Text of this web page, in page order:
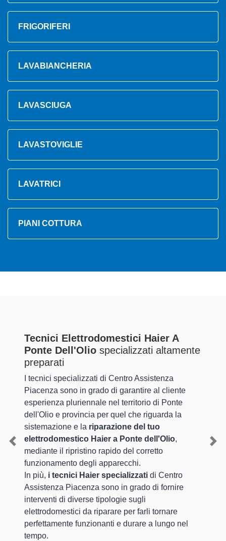
FRIGORIFERI
LAVABIANCHERIA
LAVASCIUGA
LAVASTOVIGLIE
LAVATRICI
PIANI COTTURA
Tecnici Elettrodomestici Haier A
Ponte Dell'Olio specializzati altamente
preparati
I tecnici specializzati di Centro Assistenza
Piacenza sono in grado di garantire al cliente
esperienza pluriennale nel territorio di Ponte
dell'Olio e provincia per quel che riguarda la
sistemazione e la riparazione del tuo
elettrodomestico Haier a Ponte dell'Olio,
mediante il ripristino rapido del corretto
funzionamento degli apparecchi.
In più, i tecnici Haier specializzati di Centro
Assistenza Piacenza sono in grado di fornire
interventi di diverse tipologie sugli
elettrodomestici da riparare per farli tornare
perfettamente funzionanti e durare a lungo nel
tempo.
Previous